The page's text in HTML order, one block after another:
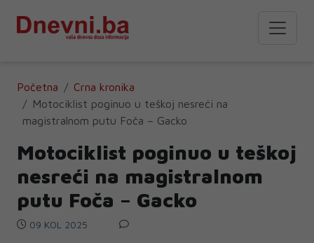
Početna
Crna kronika
Motociklist poginuo u teškoj nesreći na
magistralnom putu Foča – Gacko
Motociklist poginuo u teškoj
nesreći na magistralnom
putu Foča – Gacko
09 KOL 2025